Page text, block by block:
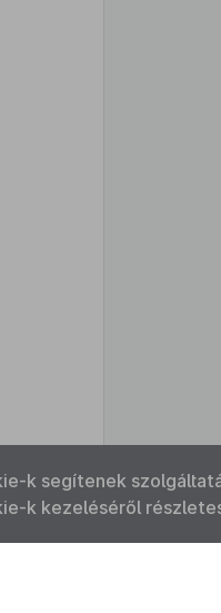
k segítenek
k kezeléséről